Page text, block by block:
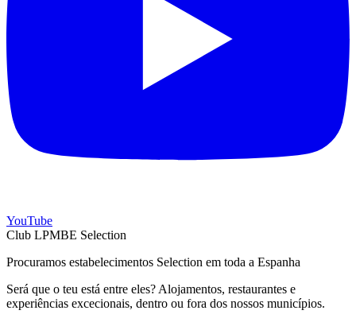
YouTube
Club LPMBE Selection
Procuramos estabelecimentos Selection em toda a Espanha
Será que o teu está entre eles? Alojamentos, restaurantes e
experiências excecionais, dentro ou fora dos nossos municípios.